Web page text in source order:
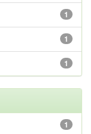
1
1
1
1